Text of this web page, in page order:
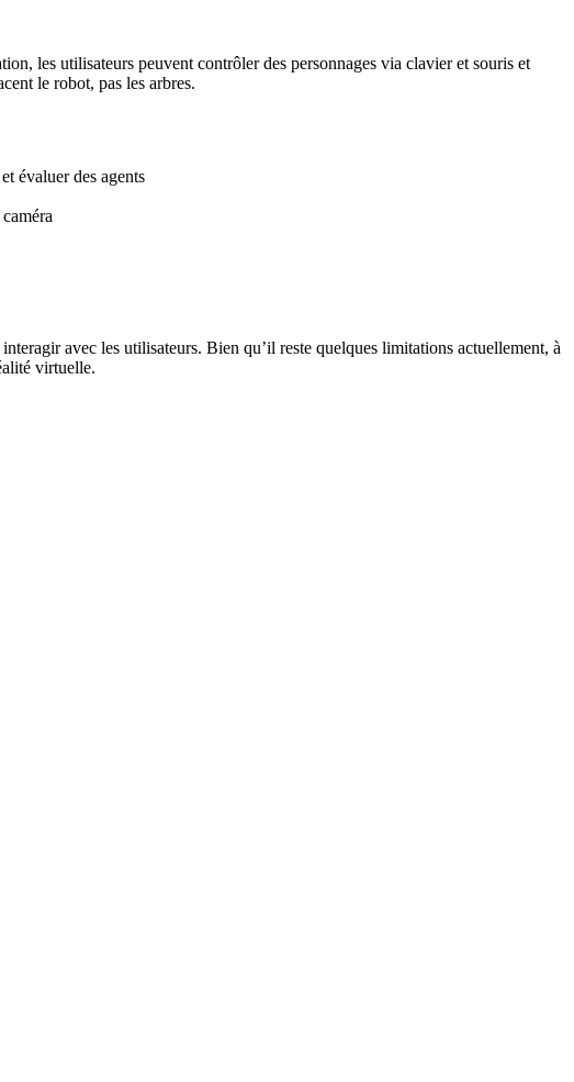
les utilisateurs peuvent contrôler des personnages via clavier et souris et
le robot, pas les arbres.
évaluer des agents
avec les utilisateurs. Bien qu’il reste quelques limitations actuellement, à
virtuelle.